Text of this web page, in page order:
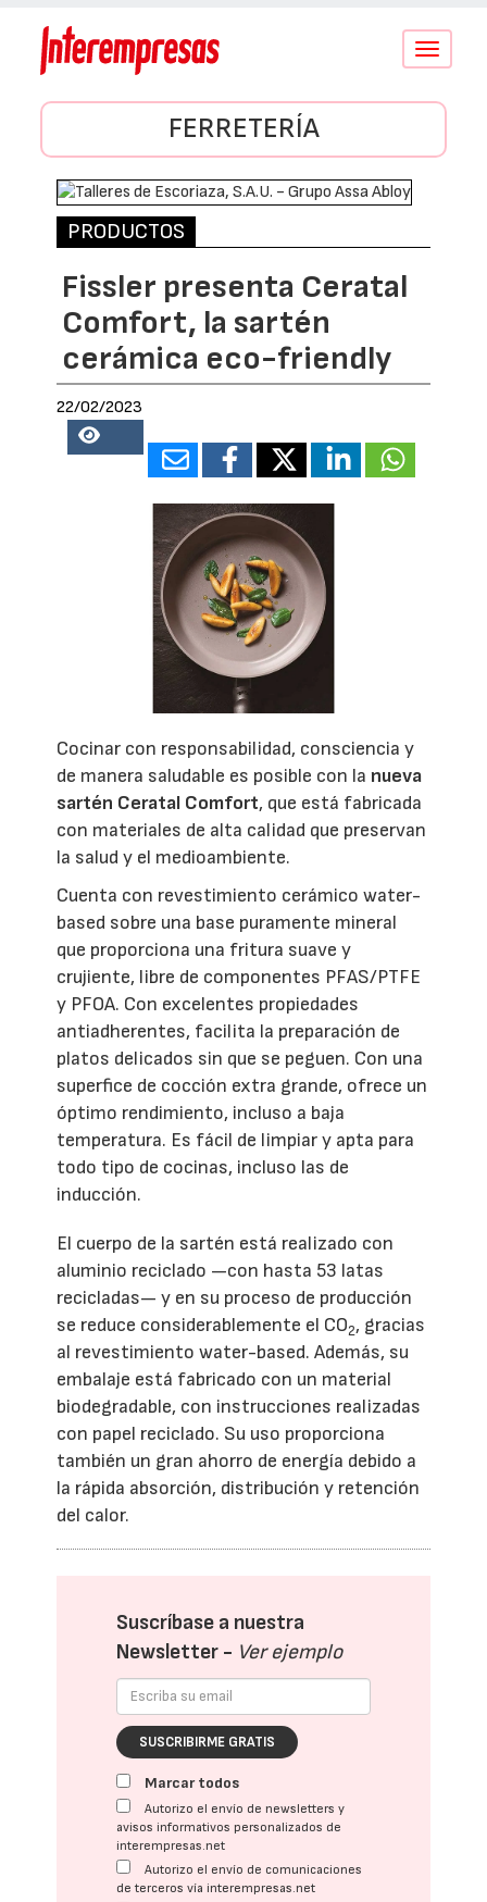
Conmutar
FERRETERÍA
PRODUCTOS
Fissler presenta Ceratal
Comfort, la sartén
cerámica eco-friendly
22/02/2023
10638
Cocinar con responsabilidad, consciencia y
de manera saludable es posible con la nueva
sartén Ceratal Comfort, que está fabricada
con materiales de alta calidad que preservan
la salud y el medioambiente.
Cuenta con revestimiento cerámico water-
based sobre una base puramente mineral
que proporciona una fritura suave y
crujiente, libre de componentes PFAS/PTFE
y PFOA. Con excelentes propiedades
antiadherentes, facilita la preparación de
platos delicados sin que se peguen. Con una
superfice de cocción extra grande, ofrece un
óptimo rendimiento, incluso a baja
temperatura. Es fácil de limpiar y apta para
todo tipo de cocinas, incluso las de
inducción.
El cuerpo de la sartén está realizado con
aluminio reciclado —con hasta 53 latas
recicladas— y en su proceso de producción
se reduce considerablemente el CO2, gracias
al revestimiento water-based. Además, su
embalaje está fabricado con un material
biodegradable, con instrucciones realizadas
con papel reciclado. Su uso proporciona
también un gran ahorro de energía debido a
la rápida absorción, distribución y retención
del calor.
Suscríbase a nuestra
Newsletter - Ver ejemplo
SUSCRIBIRME GRATIS
Marcar todos
Autorizo el envío de newsletters y
avisos informativos personalizados de
interempresas.net
Autorizo el envío de comunicaciones
de terceros vía interempresas.net